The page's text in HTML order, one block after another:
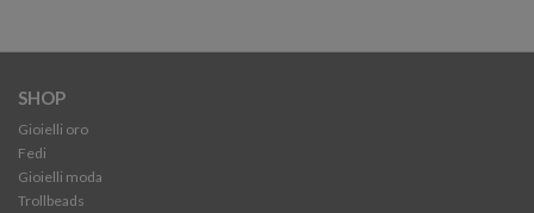
SHOP
Gioielli oro
Fedi
Gioielli moda
Trollbeads